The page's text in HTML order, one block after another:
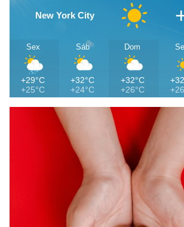
New York City
Sex
+29°C
+25°C
Sáb
+32°C
+24°C
Dom
+32°C
+26°C